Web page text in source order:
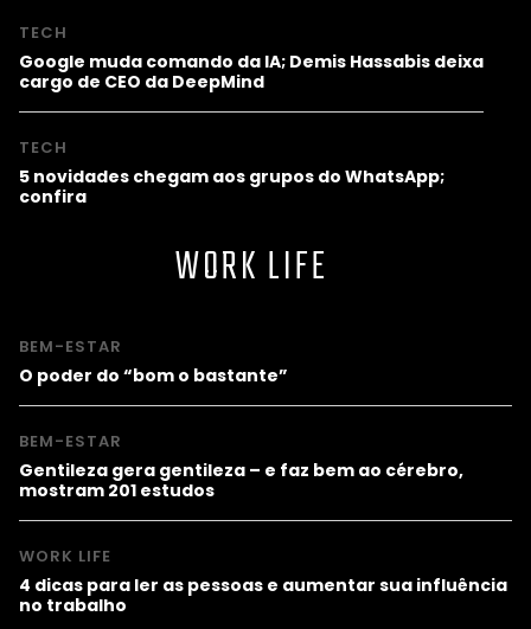
TECH
Google muda comando da IA; Demis Hassabis deixa
cargo de CEO da DeepMind
TECH
5 novidades chegam aos grupos do WhatsApp;
confira
WORK LIFE
BEM-ESTAR
O poder do “bom o bastante”
BEM-ESTAR
Gentileza gera gentileza – e faz bem ao cérebro,
mostram 201 estudos
WORK LIFE
4 dicas para ler as pessoas e aumentar sua influência
no trabalho